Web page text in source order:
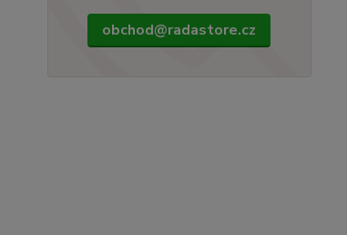
obchod@radastore.cz